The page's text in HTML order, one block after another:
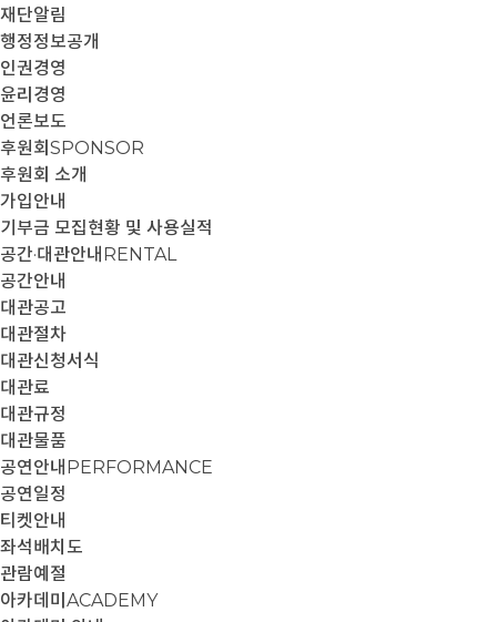
재단알림
행정정보공개
인권경영
윤리경영
언론보도
후원회 SPONSOR
후원회 소개
가입안내
기부금 모집현황 및 사용실적
공간·대관안내 RENTAL
공간안내
대관공고
대관절차
대관신청서식
대관료
대관규정
대관물품
공연안내 PERFORMANCE
공연일정
티켓안내
좌석배치도
관람예절
아카데미 ACADEMY